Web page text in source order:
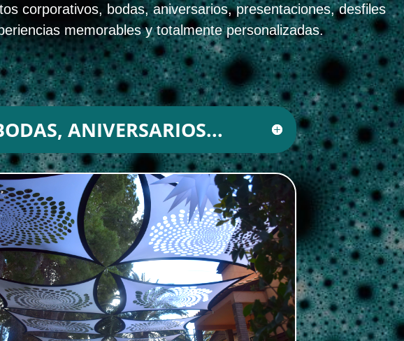
corporativos, bodas, aniversarios, presentaciones, desfiles
memorables y totalmente personalizadas.
ANIVERSARIOS...